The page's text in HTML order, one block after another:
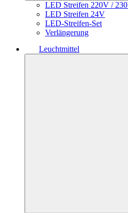
LED Streifen 220V /
LED Streifen 24V
LED-Streifen-Set
Verlängerung
Leuchtmittel